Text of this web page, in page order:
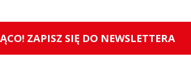
ZAPISZ SIĘ DO NEWSLETTERA